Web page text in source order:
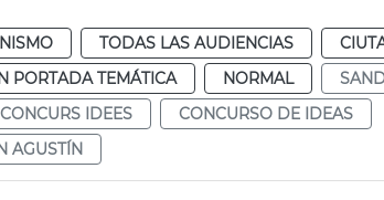
TODAS LAS AUDIENCIAS
PORTADA TEMÁTICA NORMAL
CONCURS IDEES
CONCURSO DE IDEAS
AGUSTÍN